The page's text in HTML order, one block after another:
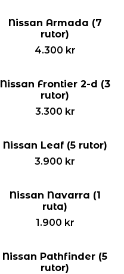
Nissan Armada (7
rutor)
4.300 kr
Nissan Frontier 2-d (3
rutor)
3.300 kr
Nissan Leaf (5 rutor)
3.900 kr
Nissan Navarra (1
ruta)
1.900 kr
Nissan Pathfinder (5
rutor)